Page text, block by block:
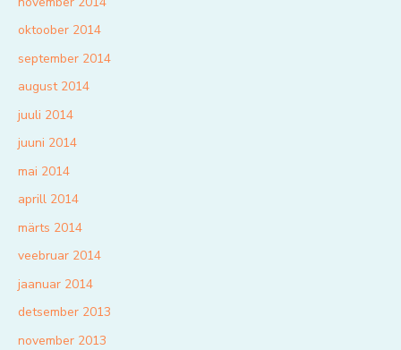
oktoober 2014
september 2014
august 2014
juuli 2014
juuni 2014
mai 2014
aprill 2014
märts 2014
veebruar 2014
jaanuar 2014
detsember 2013
november 2013